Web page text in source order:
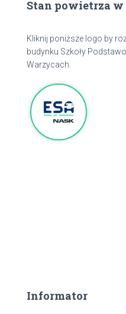
Stan powietrza
Kliknij poniższe logo by
budynku Szkoły
Warzycach.
Informator